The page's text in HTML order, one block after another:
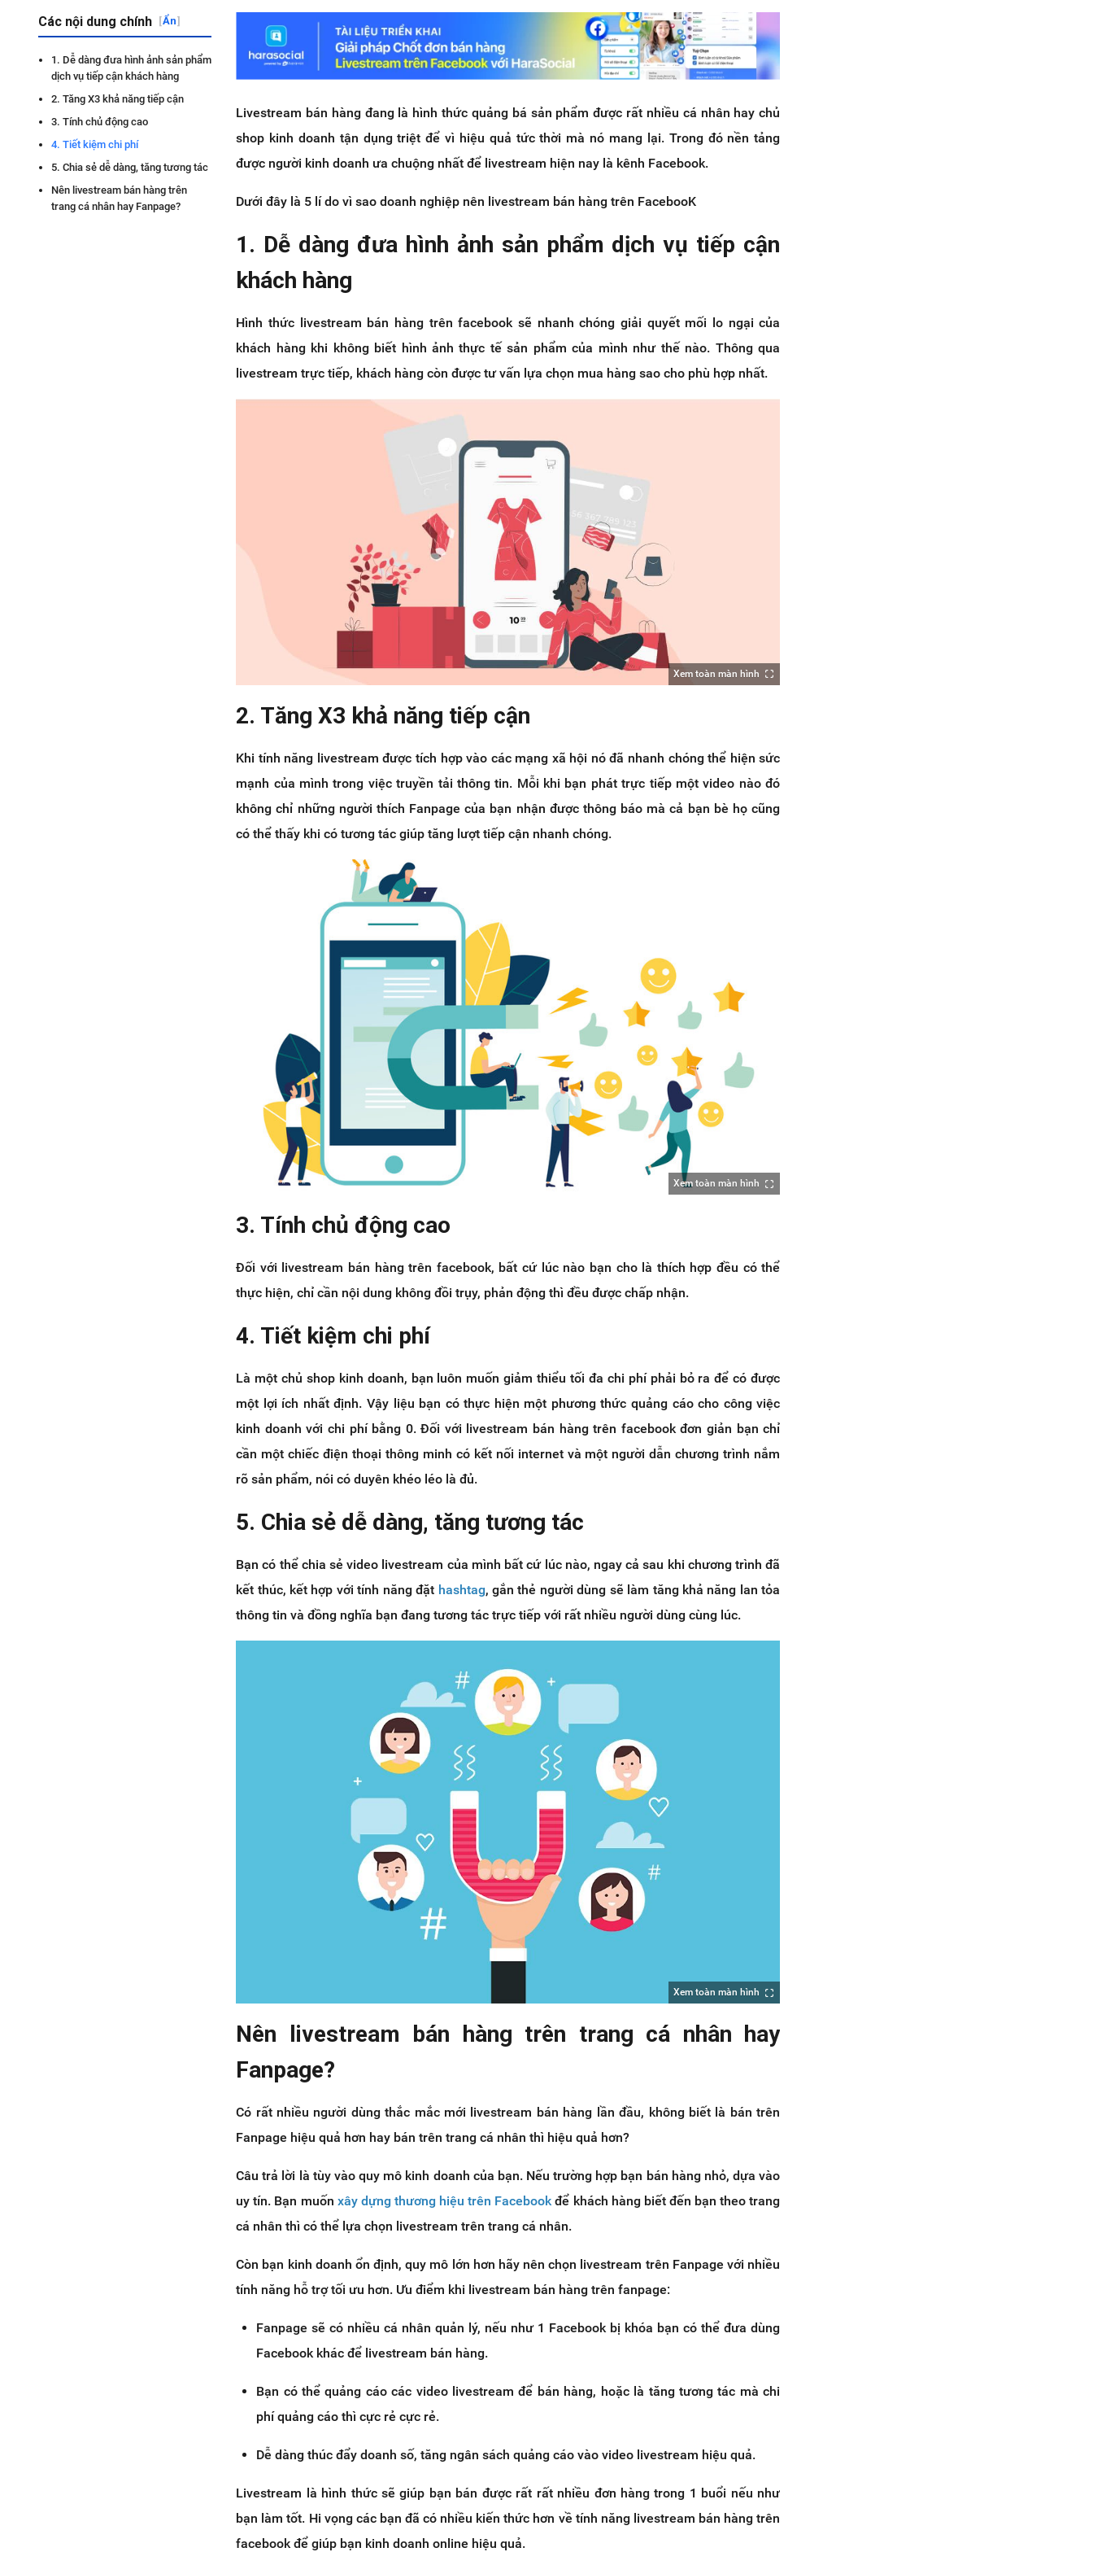
Các nội dung chính [Ẩn]
1. Dễ dàng đưa hình ảnh sản phẩm
dịch vụ tiếp cận khách hàng
2. Tăng X3 khả năng tiếp cận
3. Tính chủ động cao
4. Tiết kiệm chi phí
5. Chia sẻ dễ dàng, tăng tương tác
Nên livestream bán hàng trên
trang cá nhân hay Fanpage?
Livestream bán hàng đang là hình thức quảng bá sản phẩm được rất nhiều cá nhân hay chủ
shop kinh doanh tận dụng triệt để vì hiệu quả tức thời mà nó mang lại. Trong đó nền tảng
được người kinh doanh ưa chuộng nhất để livestream hiện nay là kênh Facebook.
Dưới đây là 5 lí do vì sao doanh nghiệp nên livestream bán hàng trên FacebooK
1. Dễ dàng đưa hình ảnh sản phẩm dịch vụ tiếp cận
khách hàng
Hình thức livestream bán hàng trên facebook sẽ nhanh chóng giải quyết mối lo ngại của
khách hàng khi không biết hình ảnh thực tế sản phẩm của mình như thế nào. Thông qua
livestream trực tiếp, khách hàng còn được tư vấn lựa chọn mua hàng sao cho phù hợp nhất.
Xem toàn màn hình
2. Tăng X3 khả năng tiếp cận
Khi tính năng livestream được tích hợp vào các mạng xã hội nó đã nhanh chóng thể hiện sức
mạnh của mình trong việc truyền tải thông tin. Mỗi khi bạn phát trực tiếp một video nào đó
không chỉ những người thích Fanpage của bạn nhận được thông báo mà cả bạn bè họ cũng
có thể thấy khi có tương tác giúp tăng lượt tiếp cận nhanh chóng.
Xem toàn màn hình
3. Tính chủ động cao
Đối với livestream bán hàng trên facebook, bất cứ lúc nào bạn cho là thích hợp đều có thể
thực hiện, chỉ cần nội dung không đồi trụy, phản động thì đều được chấp nhận.
4. Tiết kiệm chi phí
Là một chủ shop kinh doanh, bạn luôn muốn giảm thiểu tối đa chi phí phải bỏ ra để có được
một lợi ích nhất định. Vậy liệu bạn có thực hiện một phương thức quảng cáo cho công việc
kinh doanh với chi phí bằng 0. Đối với livestream bán hàng trên facebook đơn giản bạn chỉ
cần một chiếc điện thoại thông minh có kết nối internet và một người dẫn chương trình nắm
rõ sản phẩm, nói có duyên khéo léo là đủ.
5. Chia sẻ dễ dàng, tăng tương tác
Bạn có thể chia sẻ video livestream của mình bất cứ lúc nào, ngay cả sau khi chương trình đã
kết thúc, kết hợp với tính năng đặt hashtag, gắn thẻ người dùng sẽ làm tăng khả năng lan tỏa
thông tin và đồng nghĩa bạn đang tương tác trực tiếp với rất nhiều người dùng cùng lúc.
Xem toàn màn hình
Nên livestream bán hàng trên trang cá nhân hay
Fanpage?
Có rất nhiều người dùng thắc mắc mới livestream bán hàng lần đầu, không biết là bán trên
Fanpage hiệu quả hơn hay bán trên trang cá nhân thì hiệu quả hơn?
Câu trả lời là tùy vào quy mô kinh doanh của bạn. Nếu trường hợp bạn bán hàng nhỏ, dựa vào
uy tín. Bạn muốn xây dựng thương hiệu trên Facebookđể khách hàng biết đến bạn theo trang
cá nhân thì có thể lựa chọn livestream trên trang cá nhân.
Còn bạn kinh doanh ổn định, quy mô lớn hơn hãy nên chọn livestream trên Fanpage với nhiều
tính năng hỗ trợ tối ưu hơn. Ưu điểm khi livestream bán hàng trên fanpage:
Fanpage sẽ có nhiều cá nhân quản lý, nếu như 1 Facebook bị khóa bạn có thể đưa dùng
Facebook khác để livestream bán hàng.
Bạn có thể quảng cáo các video livestream để bán hàng, hoặc là tăng tương tác mà chi
phí quảng cáo thì cực rẻ cực rẻ.
Dễ dàng thúc đẩy doanh số, tăng ngân sách quảng cáo vào video livestream hiệu quả.
Livestream là hình thức sẽ giúp bạn bán được rất rất nhiều đơn hàng trong 1 buổi nếu như
bạn làm tốt. Hi vọng các bạn đã có nhiều kiến thức hơn về tính năng livestream bán hàng trên
facebook để giúp bạn kinh doanh online hiệu quả.